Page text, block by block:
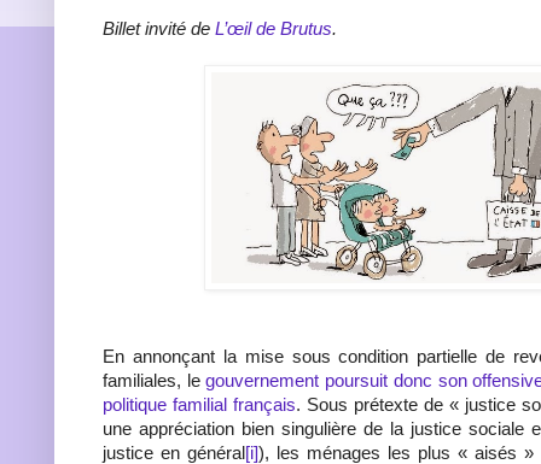
Billet invité de L’œil de Brutus.
En annonçant la mise sous condition partielle de
familiales, legouvernement poursuit donc son
politique familial français. Sous prétexte de « justice
une appréciation bien singulière de la justice sociale
justice en général [i]), les ménages les plus « aisés »